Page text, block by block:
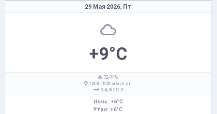
29 Мая 2026, Пт
+9°C
: 72-74%
: 1008-1000 мм рт.ст.
: 3-4,
С,С-З
Ночь: +6°C
Утро: +6°C